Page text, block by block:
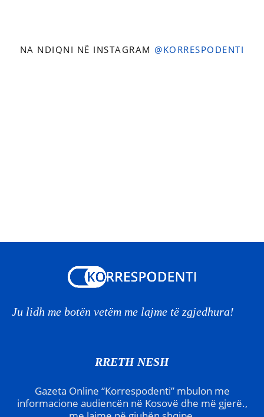
NA NDIQNI NË INSTAGRAM @KORRESPODENTI
Ju lidh me botën vetëm me lajme të zgjedhura!
RRETH NESH
Gazeta Online “Korrespodenti” mbulon me
informacione audiencën në Kosovë dhe më gjerë.,